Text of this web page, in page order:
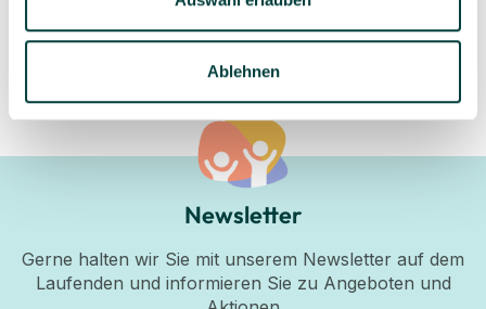
Ablehnen
Newsletter
Gerne halten wir Sie mit unserem Newsletter auf dem
Laufenden und informieren Sie zu Angeboten und